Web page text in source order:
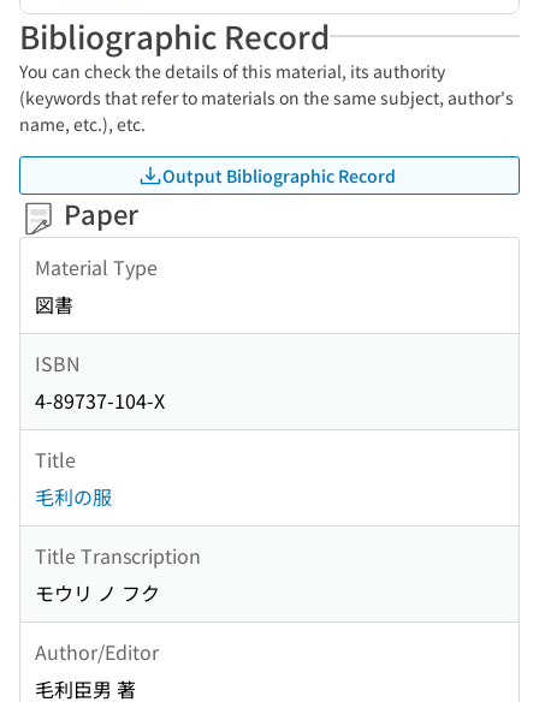
Bibliographic Record
You can check the details of this material, its authority
(keywords that refer to materials on the same subject, author's
name, etc.), etc.
Output Bibliographic Record
Paper
Material Type
図書
ISBN
4-89737-104-X
Title
毛利の服
Title Transcription
モウリ ノ フク
Author/Editor
毛利臣男 著